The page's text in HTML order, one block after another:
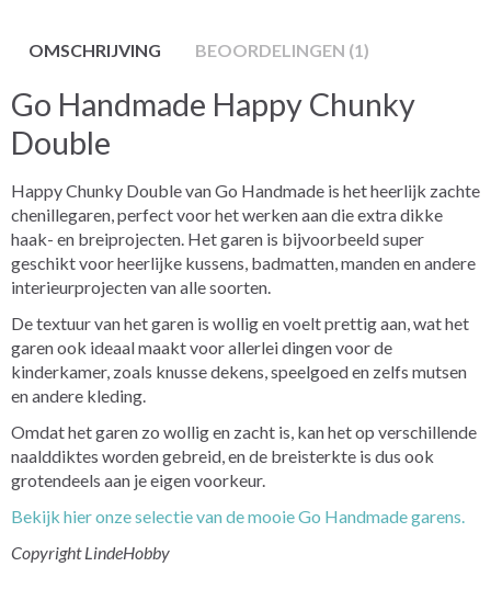
OMSCHRIJVING BEOORDELINGEN (1)
Go Handmade Happy Chunky
Double
Happy Chunky Double van Go Handmade is het heerlijk zachte
chenillegaren, perfect voor het werken aan die extra dikke
haak- en breiprojecten. Het garen is bijvoorbeeld super
geschikt voor heerlijke kussens, badmatten, manden en andere
interieurprojecten van alle soorten.
De textuur van het garen is wollig en voelt prettig aan, wat het
garen ook ideaal maakt voor allerlei dingen voor de
kinderkamer, zoals knusse dekens, speelgoed en zelfs mutsen
en andere kleding.
Omdat het garen zo wollig en zacht is, kan het op verschillende
naalddiktes worden gebreid, en de breisterkte is dus ook
grotendeels aan je eigen voorkeur.
Bekijk hier onze selectie van de mooie Go Handmade garens.
Copyright LindeHobby